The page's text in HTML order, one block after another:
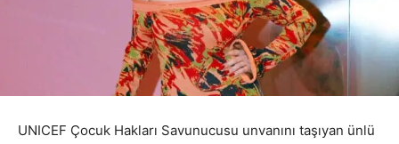
UNICEF Çocuk Hakları Savunucusu unvanını taşıyan ünlü